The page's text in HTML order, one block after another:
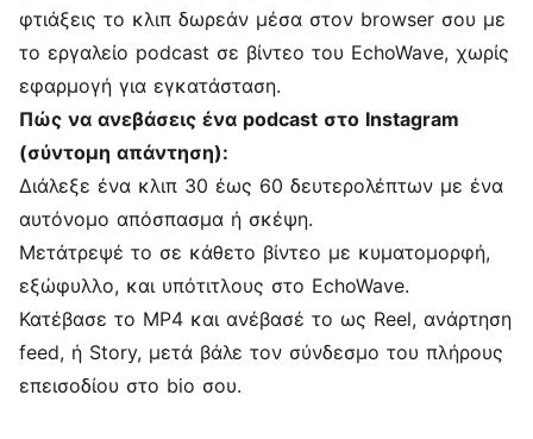
φτιάξεις το κλιπ δωρεάν μέσα στον browser σου με
το εργαλείο podcast σε βίντεο του EchoWave, χωρίς
εφαρμογή για εγκατάσταση.
Πώς να ανεβάσεις ένα podcast στο Instagram
(σύντομη απάντηση):
Διάλεξε ένα κλιπ 30 έως 60 δευτερολέπτων με ένα
αυτόνομο απόσπασμα ή σκέψη.
Μετάτρεψέ το σε κάθετο βίντεο με κυματομορφή,
εξώφυλλο, και υπότιτλους στο EchoWave.
Κατέβασε το MP4 και ανέβασέ το ως Reel, ανάρτηση
feed, ή Story, μετά βάλε τον σύνδεσμο του πλήρους
επεισοδίου στο bio σου.